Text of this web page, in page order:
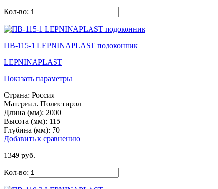
Кол-во:
ПВ-115-1 LEPNINAPLAST подоконник
LEPNINAPLAST
Показать параметры
Страна: Россия
Материал: Полистирол
Длина (мм): 2000
Высота (мм): 115
Глубина (мм): 70
Добавить к сравнению
1349 руб.
Кол-во: